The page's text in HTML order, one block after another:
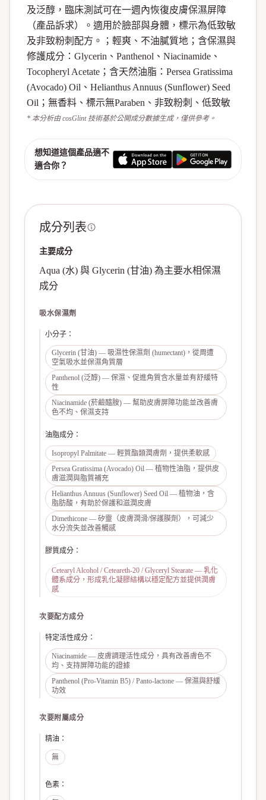
及泛醇，臨床測試可在一週內恢復皮膚保濕屏障
（產品訴求）。適用於臉部與身體，標示為低致敏
及非致粉刺配方。；輕爽、不油膩質地；含保濕與
修護成分：Glycerin、Panthenol、Niacinamide、
Tocopheryl Acetate；含天然油脂：Persea Gratissima
(Avocado) Oil、Helianthus Annuus (Sunflower) Seed
Oil；無香料、標示無Paraben、非致粉刺、低致敏
* 本分析由 cosGlint 技術基於公開成分數據生成，僅供參考。
想知道這個產品適不
適合你？
成分列表
主要成分
Aqua (水) 與 Glycerin (甘油) 為主要水相保濕
成分
吸水保濕劑
小分子 ：
Glycerin (甘油) — 吸濕性保濕劑 (humectant)，從周遭
空氣吸水並保濕角質層
Panthenol (泛醇) — 保濕、促進角質含水量並有舒緩特
性
Niacinamide (菸鹼醯胺) — 幫助皮膚屏障功能並改善膚
色不均、保濕支持
油脂成分 ：
Isopropyl Palmitate — 輕質酯類潤膚劑，提供柔軟感
Persea Gratissima (Avocado) Oil — 植物性油脂，提供皮
膚滋潤與脂質補充
Helianthus Annuus (Sunflower) Seed Oil — 植物油，含
脂肪酸，有助於保護和滋潤皮膚
Dimethicone — 矽靈（皮膚潤滑/保護膜劑），可減少
水分流失並改善觸感
膠質成分 ：
Cetearyl Alcohol / Ceteareth-20 / Glyceryl Stearate — 乳化
體系成分，形成乳化凝膠結構以穩定配方並提供潤膚
感
次要配方成分
特定活性成分 ：
Niacinamide — 皮膚調理活性成分，具有改善膚色不
均、支持屏障功能的證據
Panthenol (Pro-Vitamin B5) / Panto-lactone — 保濕與舒緩
功效
次要附屬成分
精油 ：
無
色素 ：